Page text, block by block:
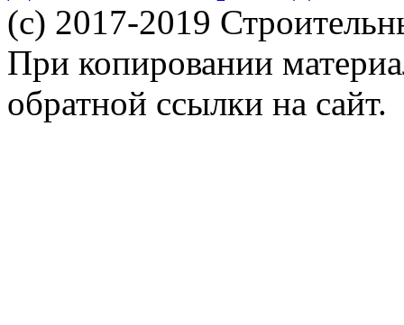
(c) 2017-2019
При копировании
обратной ссылки на сайт.